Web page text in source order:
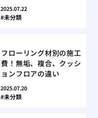
2025.07.22
未分類
フローリング材別の施工
費！無垢、複合、クッシ
ョンフロアの違い
2025.07.20
未分類